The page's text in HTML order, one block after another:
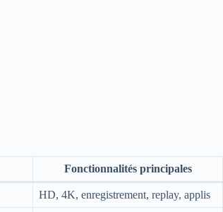
Fonctionnalités principales
HD, 4K, enregistrement, replay, applis